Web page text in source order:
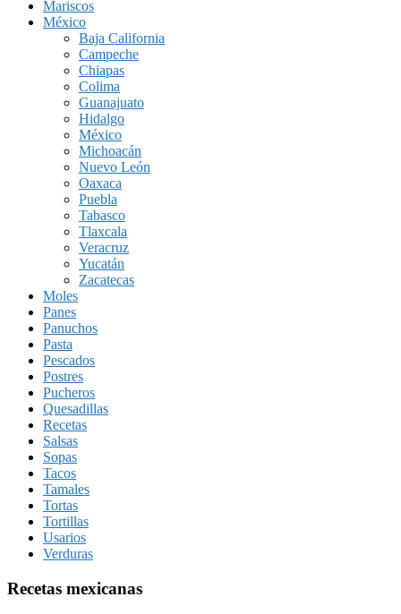
Mariscos
México
Baja California
Campeche
Chiapas
Colima
Guanajuato
Hidalgo
México
Michoacán
Nuevo León
Oaxaca
Puebla
Tabasco
Tlaxcala
Veracruz
Yucatán
Zacatecas
Moles
Panes
Panuchos
Pasta
Pescados
Postres
Pucheros
Quesadillas
Recetas
Salsas
Sopas
Tacos
Tamales
Tortas
Tortillas
Usarios
Verduras
Recetas mexicanas